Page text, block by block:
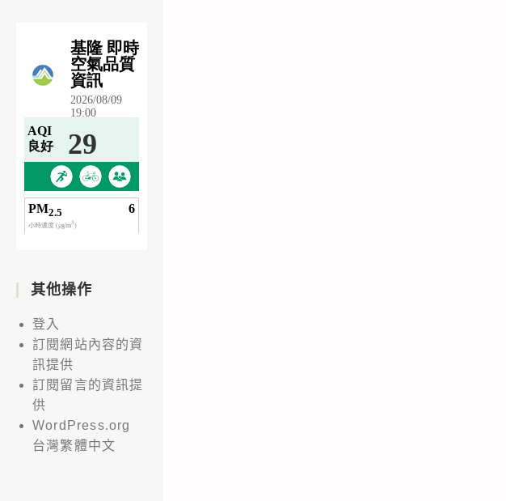
其他操作
登入
訂閱網站內容的資
訊提供
訂閱留言的資訊提
供
WordPress.org
台灣繁體中文